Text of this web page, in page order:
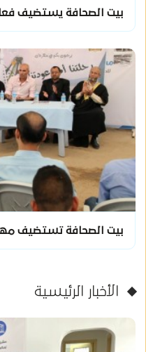
بيت الصحافة يستضيف
بيت الصحافة تستضيف
الأخبار الرئيسية